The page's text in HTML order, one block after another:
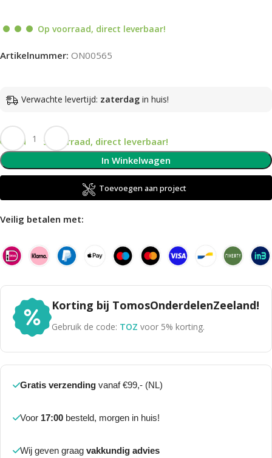
Op voorraad, direct leverbaar!
Artikelnummer: ON00565
Verwachte levertijd: zaterdag in huis!
Op voorraad, direct leverbaar!
In Winkelwagen
Toevoegen aan project
Veilig betalen met:
Korting bij TomosOnderdelenZeeland!
Gebruik de code: TOZ voor 5% korting.
Gratis verzending vanaf €99,- (NL)
Voor 17:00 besteld, morgen in huis!
Wij geven graag vakkundig advies